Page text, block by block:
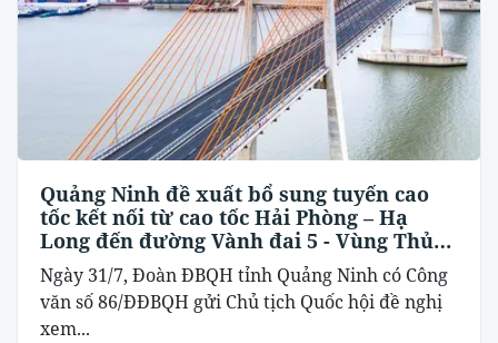
Quảng Ninh đề xuất bổ sung tuyến cao
tốc kết nối từ cao tốc Hải Phòng – Hạ
Long đến đường Vành đai 5 - Vùng Thủ
đô Hà Nội
Ngày 31/7, Đoàn ĐBQH tỉnh Quảng Ninh có Công
văn số 86/ĐĐBQH gửi Chủ tịch Quốc hội đề nghị
xem...